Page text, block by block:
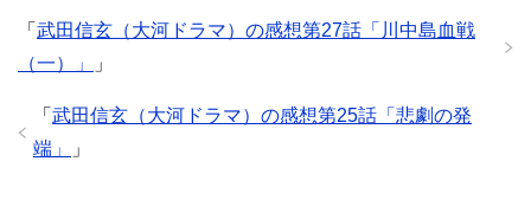
「 武田信玄（大河ドラマ）の感想第27話「川中島血戦
（一）」
」
「 武田信玄（大河ドラマ）の感想第25話「悲劇の発
端」
」